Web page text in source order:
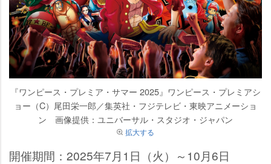
『ワンピース・プレミア・サマー 2025』ワンピース・プレミアシ
ョー（C）尾田栄一郎／集英社・フジテレビ・東映アニメーショ
ン 画像提供：ユニバーサル・スタジオ・ジャパン
拡大する
開催期間：2025年7月1日（火）～10月6日